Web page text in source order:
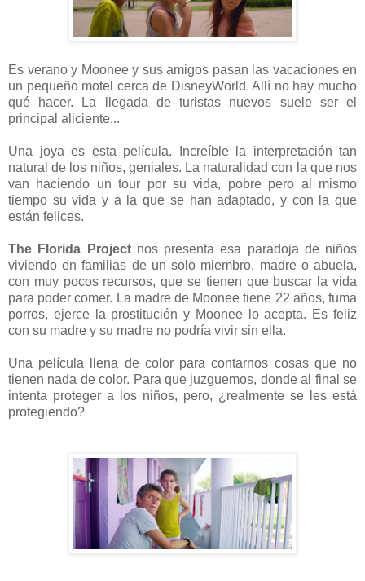
Es verano y Moonee y sus amigos pasan las vacaciones en
un pequeño motel cerca de DisneyWorld. Allí no hay mucho
qué hacer. La llegada de turistas nuevos suele ser el
principal aliciente...
Una joya es esta película. Increíble la interpretación tan
natural de los niños, geniales. La naturalidad con la que nos
van haciendo un tour por su vida, pobre pero al mismo
tiempo su vida y a la que se han adaptado, y con la que
están felices.
The Florida Projectnos presenta esa paradoja de niños
viviendo en familias de un solo miembro, madre o abuela,
con muy pocos recursos, que se tienen que buscar la vida
para poder comer. La madre de Moonee tiene 22 años, fuma
porros, ejerce la prostitución y Moonee lo acepta. Es feliz
con su madre y su madre no podría vivir sin ella.
Una película llena de color para contarnos cosas que no
tienen nada de color. Para que juzguemos, donde al final se
intenta proteger a los niños, pero, ¿realmente se les está
protegiendo?